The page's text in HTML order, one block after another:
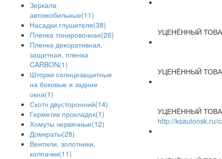
Зеркала
автомобильные(11)
Насадки глушителя(38)
Пленка тонировочная(26)
Пленка декоративная,
защитная, пленка
CARBON(1)
Шторки солнцезащитные
на боковые и задние
окна(1)
Скотч двусторонний(14)
Герметик прокладок(1)
Хомуты червячные(12)
Домкраты(28)
Вентили, золотники,
колпачки(11)
УЦЕНЁННЫЙ
УЦЕНЁННЫЙ
УЦЕНЁННЫЙ
http://ksautonsk.ru/